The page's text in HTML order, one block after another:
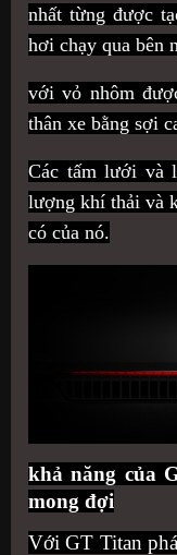
nhất từng được
hơi chạy qua bên
với vỏ nhôm
thân xe bằng sợi
Các tấm lưới và
lượng khí thải và
có của nó.
khả năng của
mong đợi
Với GT Titan